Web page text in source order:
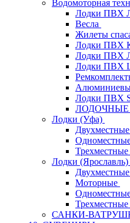
Водомоторная
Лодки ПВХ
Весла
Жилеты
Лодки ПВХ
Лодки ПВХ
Лодки
Лодки ПВХ
ЛОДОЧНЫЕ
Лодки (Уфа)
Двухместные
Трехместные
Лодки (Ярославль)
Двухместные
Моторные
Трехместные
САНКИ-